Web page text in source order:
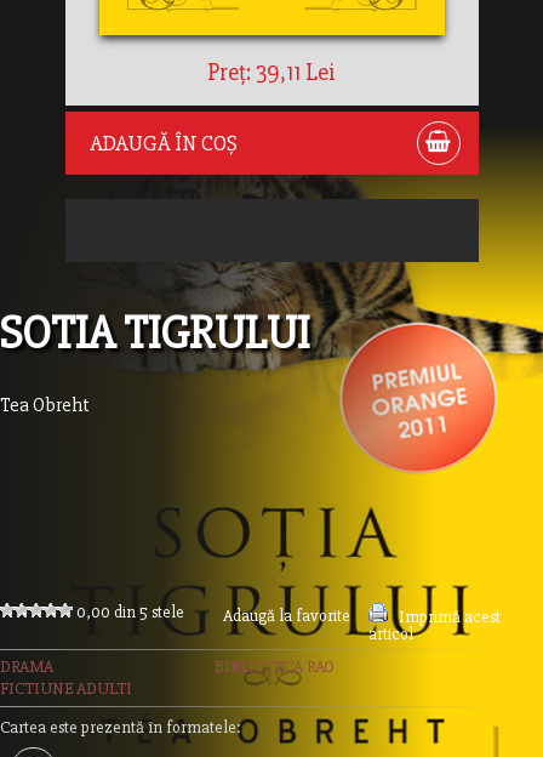
Preț: 39,11 Lei
ADAUGĂ ÎN COȘ
SOTIA TIGRULUI
Tea Obreht
0,00 din 5 stele Adaugă la favorite
Imprimă acest
articol
DRAMA
BIBLIOTECA RAO
FICTIUNE ADULTI
Cartea este prezentă în formatele: